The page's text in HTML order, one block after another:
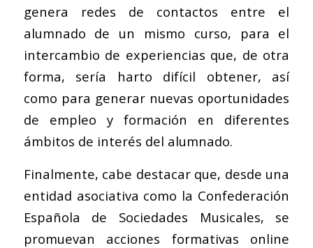
genera redes de contactos entre el
alumnado de un mismo curso, para el
intercambio de experiencias que, de otra
forma, sería harto difícil obtener, así
como para generar nuevas oportunidades
de empleo y formación en diferentes
ámbitos de interés del alumnado.
Finalmente, cabe destacar que, desde una
entidad asociativa como la Confederación
Española de Sociedades Musicales, se
promuevan acciones formativas online